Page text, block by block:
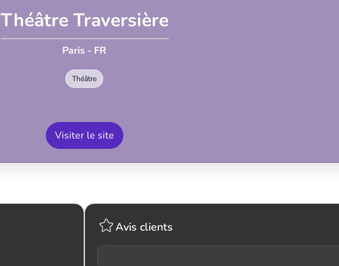
Théâtre Traversière
Paris - FR
Théâtre
Visiter le site
Avis clients